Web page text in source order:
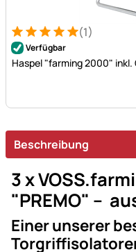
Bewertung: 5 von 5 (1
1 Bewertung (1)
Verfügbar
Haspel "farming 2000" inkl.
Beschreibung
3 x
"PREMO" –
Einer unserer